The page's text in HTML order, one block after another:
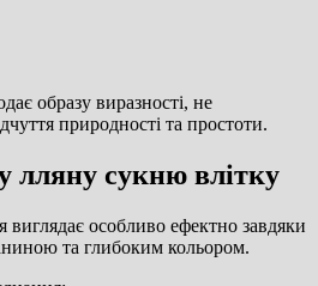
образу виразності, не
природності та простоти.
лляну сукню влітку
виглядає особливо ефектно завдяки
та глибоким кольором.